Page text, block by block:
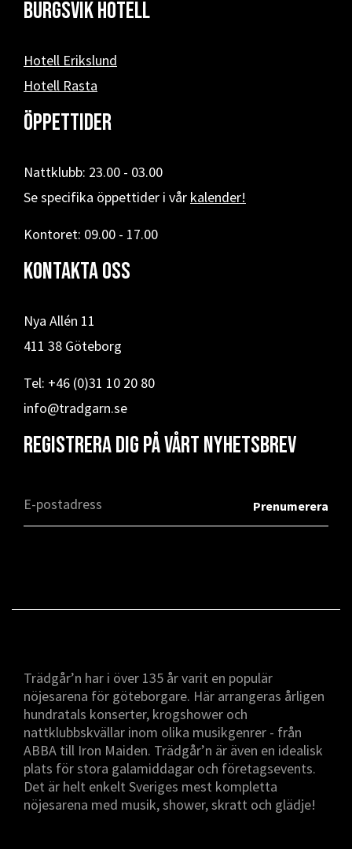
Burgsvik hotell
Hotell Erikslund
Hotell Rasta
Öppettider
Nattklubb: 23.00 - 03.00
Se specifika öppettider i vår kalender!
Kontoret: 09.00 - 17.00
Kontakta oss
Nya Allén 11
411 38 Göteborg
Tel: +46 (0)31 10 20 80
info@tradgarn.se
Registrera dig på vårt nyhetsbrev
Trädgår’n har i över 135 år varit en populär
nöjesarena för göteborgare. Här arrangeras årligen
hundratals konserter, krogshower och
nattklubbskvällar inom olika musikgenrer - från
ABBA till Iron Maiden. Trädgår’n är även en idealisk
plats för stora galamiddagar och företagsevents.
Det är helt enkelt Sveriges mest kompletta
nöjesarena med musik, shower, skratt och glädje!